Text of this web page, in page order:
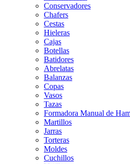
Conservadores
Chafers
Cestas
Hieleras
Cajas
Botellas
Batidores
Abrelatas
Balanzas
Copas
Vasos
Tazas
Formadora Manual de
Martillos
Jarras
Torteras
Moldes
Cuchillos